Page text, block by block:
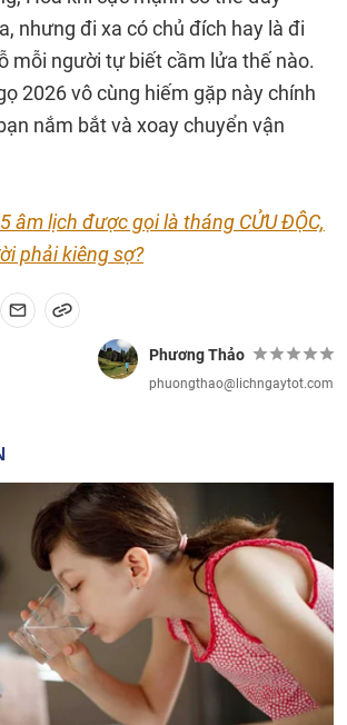
nhưng đi xa có chủ đích hay là đi
mỗi người tự biết cầm lửa thế nào.
2026 vô cùng hiếm gặp này chính
nắm bắt và xoay chuyển vận
âm lịch được gọi là tháng CỬU ĐỘC,
phải kiêng sợ?
Phương Thảo
phuongthao@lichngaytot.com